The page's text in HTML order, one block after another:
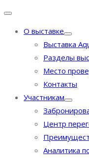
О выставке
Выставка
Разделы
Место
Контакты
Участникам
Центр
Аналитика